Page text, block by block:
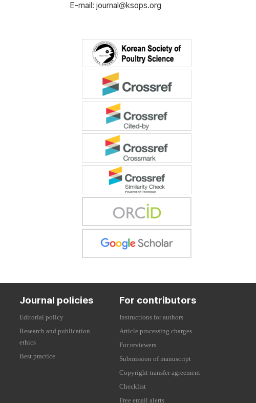
E-mail: journal@ksops.org
Journal policies
Editorial policy
Research and publication
ethics
Best practice
For contributors
Instructions for authors
Article processing charges
For reviewers
Submission of manuscript
Copyright transfer agreement
Checklist
Free email alerts